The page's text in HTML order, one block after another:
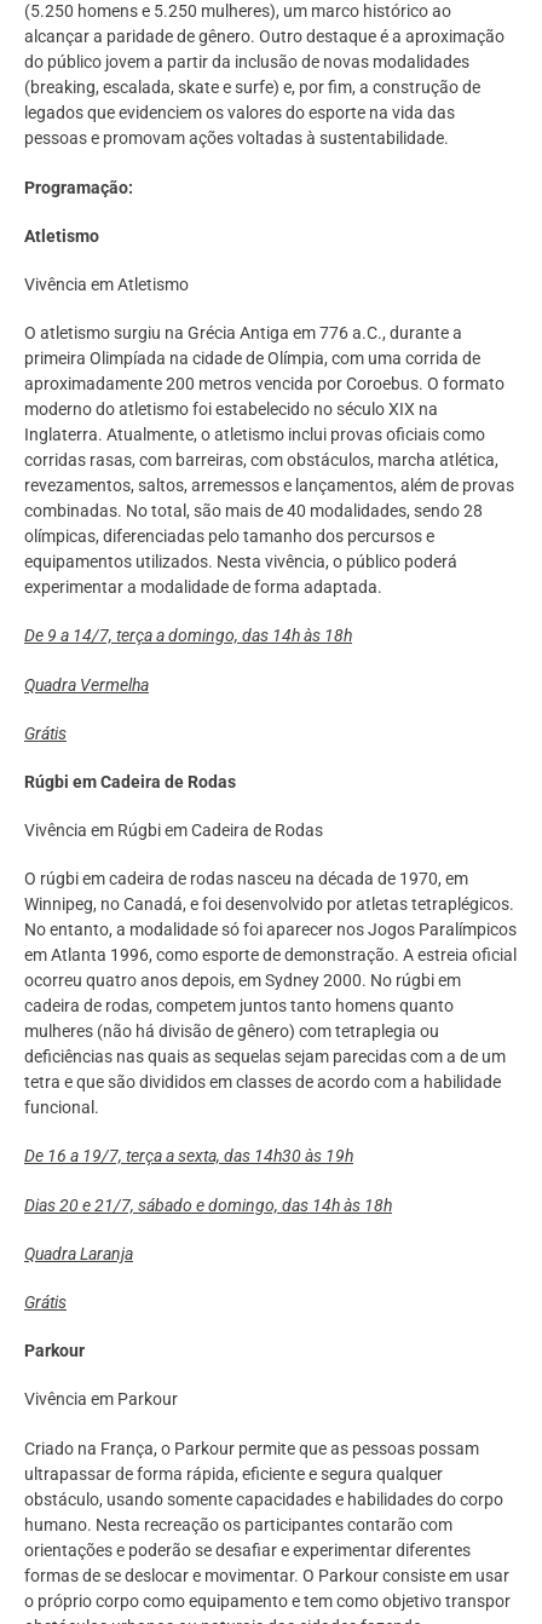
(5.250 homens e 5.250 mulheres), um marco histórico ao
alcançar a paridade de gênero. Outro destaque é a aproximação
do público jovem a partir da inclusão de novas modalidades
(breaking, escalada, skate e surfe) e, por fim, a construção de
legados que evidenciem os valores do esporte na vida das
pessoas e promovam ações voltadas à sustentabilidade.
Programação:
Atletismo
Vivência em Atletismo
O atletismo surgiu na Grécia Antiga em 776 a.C., durante a
primeira Olimpíada na cidade de Olímpia, com uma corrida de
aproximadamente 200 metros vencida por Coroebus. O formato
moderno do atletismo foi estabelecido no século XIX na
Inglaterra. Atualmente, o atletismo inclui provas oficiais como
corridas rasas, com barreiras, com obstáculos, marcha atlética,
revezamentos, saltos, arremessos e lançamentos, além de provas
combinadas. No total, são mais de 40 modalidades, sendo 28
olímpicas, diferenciadas pelo tamanho dos percursos e
equipamentos utilizados. Nesta vivência, o público poderá
experimentar a modalidade de forma adaptada.
De 9 a 14/7, terça a domingo, das 14h às 18h
Quadra Vermelha
Grátis
Rúgbi em Cadeira de Rodas
Vivência em Rúgbi em Cadeira de Rodas
O rúgbi em cadeira de rodas nasceu na década de 1970, em
Winnipeg, no Canadá, e foi desenvolvido por atletas tetraplégicos.
No entanto, a modalidade só foi aparecer nos Jogos Paralímpicos
em Atlanta 1996, como esporte de demonstração. A estreia oficial
ocorreu quatro anos depois, em Sydney 2000. No rúgbi em
cadeira de rodas, competem juntos tanto homens quanto
mulheres (não há divisão de gênero) com tetraplegia ou
deficiências nas quais as sequelas sejam parecidas com a de um
tetra e que são divididos em classes de acordo com a habilidade
funcional.
De 16 a 19/7, terça a sexta, das 14h30 às 19h
Dias 20 e 21/7, sábado e domingo, das 14h às 18h
Quadra Laranja
Grátis
Parkour
Vivência em Parkour
Criado na França, o Parkour permite que as pessoas possam
ultrapassar de forma rápida, eficiente e segura qualquer
obstáculo, usando somente capacidades e habilidades do corpo
humano. Nesta recreação os participantes contarão com
orientações e poderão se desafiar e experimentar diferentes
formas de se deslocar e movimentar. O Parkour consiste em usar
o próprio corpo como equipamento e tem como objetivo transpor